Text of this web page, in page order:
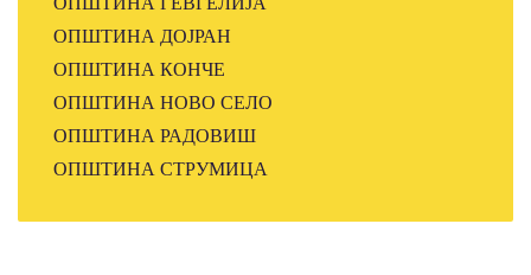
ОПШТИНА ДОЈРАН
ОПШТИНА КОНЧЕ
ОПШТИНА НОВО СЕЛО
ОПШТИНА РАДОВИШ
ОПШТИНА СТРУМИЦА